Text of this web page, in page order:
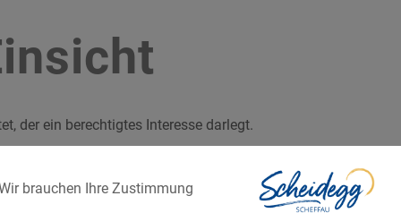
der ein berechtigtes Interesse darlegt.
Grundstück betreffenden privatrechlichen Verhältnisse.
jedoch zahlreiche den Eigentümer betreffende
(GBO) wird die Einsicht vielmehr nur demjenigen
brauchen Ihre Zustimmung